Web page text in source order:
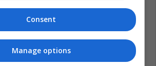
desarrollo general del país y deben
que el progreso sea inclusivo y
para el futuro es abordar las
Consent
Manage options